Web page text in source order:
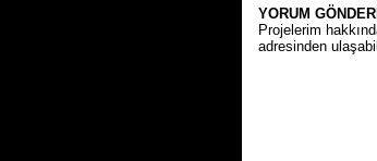
YORUM
Projelerim
adresinden